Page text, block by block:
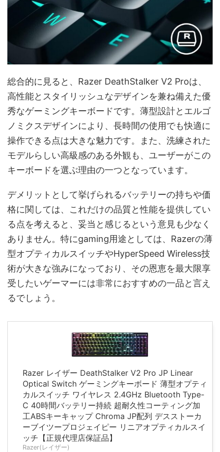
総合的に見ると、Razer DeathStalker V2 Proは、
高性能とスタイリッシュなデザインを兼ね備えた優
秀なゲーミングキーボードです。薄型設計とエルゴ
ノミクスデザインにより、長時間の使用でも快適に
操作できる点は大きな魅力です。また、洗練された
モデルらしい高級感のある外観も、ユーザーがこの
キーボードを選ぶ理由の一つとなっています。
デメリットとして挙げられるバッテリーの持ちや価
格に関しては、これだけの品質と性能を提供してい
る点を考えると、妥当と感じるという意見も少なく
ありません。特にgaming用途としては、Razerの薄
型オプティカルスイッチやHyperSpeed Wireless技
術が大きな強みになっており、その恩恵を最大限享
受したいゲーマーには非常におすすめの一品と言え
るでしょう。
Razer レイザー DeathStalker V2 Pro JP Linear
Optical Switch ゲーミングキーボード 薄型オプティ
カルスイッチ ワイヤレス 2.4GHz Bluetooth Type-
C 40時間バッテリー持続 超耐久性コーティング加
工ABSキーキャップ Chroma JP配列 デスストーカ
ーブイツープロジェイピー リニアオプティカルスイ
ッチ【正規代理店保証品】
Razer(レイザー)